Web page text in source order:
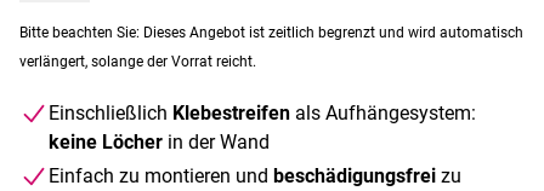
Bitte beachten Sie: Dieses Angebot ist zeitlich begrenzt und wird automatisch
verlängert, solange der Vorrat reicht.
Einschließlich Klebestreifen als Aufhängesystem:
keine Löcher in der Wand
Einfach zu montieren und beschädigungsfrei zu